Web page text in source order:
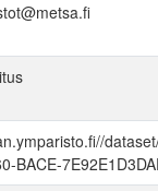
BACE-